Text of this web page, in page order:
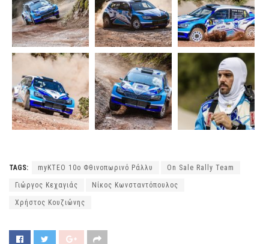
TAGS: myKTEO 10ο Φθινοπωρινό Ράλλυ On Sale Rally Team
Γιώργος Κεχαγιάς Νίκος Κωνσταντόπουλος
Χρήστος Κουζιώνης